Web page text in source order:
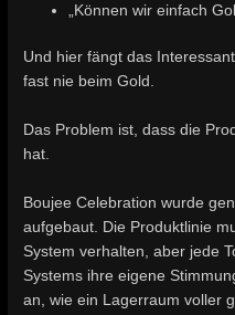
„Können wir einfach
Und hier fängt das
fast nie beim Gold.
Das Problem ist, dass die
hat.
Boujee Celebration wurde
aufgebaut. Die Produktlinie
System verhalten, aber jede
Systems ihre eigene
an, wie ein Lagerraum voller